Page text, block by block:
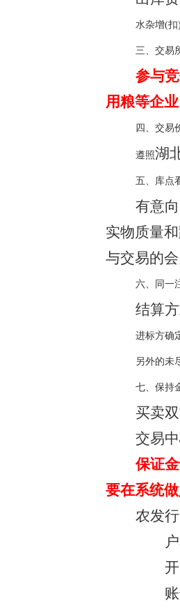
水杂增(扣
三、交易
参与
用粮等企
四、交易
遵照湖
五、库点
有意
实物质量
与交易的
六、同一
结算
进标方确
另外的未
七、保持
买卖
交易
保证
要在系统做
农发